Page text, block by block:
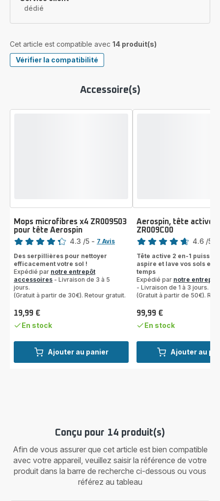
dédié
Cet article est compatible avec 14 produit(s)
Vérifier la compatibilité
Accessoire(s)
Ajouter au panier
Mops microfibres x4 ZR009503
pour tête Aerospin
Note
4.3 /5 - 7 Avis
Des serpillières pour nettoyer
efficacement votre sol !
Expédié par notre entrepôt
accessoires - Livraison de 3 à 5
jours.
(Gratuit à partir de 30€). Retour gratuit.
Prix
19,99 €
En stock
Ajouter au
Aerospin, tête active
ZR009C00
Note
4.6 /5
Tête active 2 en-1
aspire et lave vos sols en
temps
Expédié par notre entrepôt
- Livraison de 1 à 3 jours.
(Gratuit à partir de 50€).
Prix
99,99 €
En stock
Conçu pour 14 produit(s)
Afin de vous assurer que cet article est bien compatible
avec votre appareil, veuillez saisir la référence de votre
produit dans la barre de recherche ci-dessous ou vous
référez au tableau